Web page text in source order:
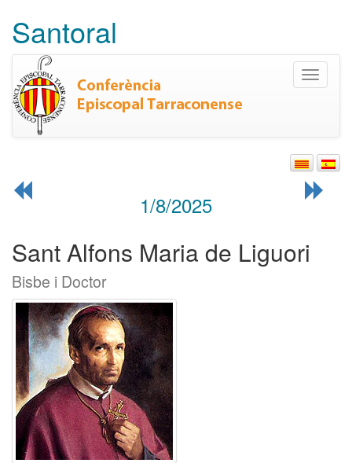
Santoral
Toggle
1/8/2025
Sant Alfons Maria de Liguori
Bisbe i Doctor